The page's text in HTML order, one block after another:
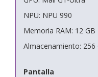
NPU: NPU 990
Memoria RAM: 12 GB
Almacenamiento: 256
Pantalla